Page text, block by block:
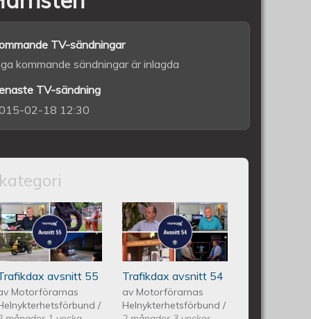
TV-sändningar
kommande sändningar är inlagda
TV-sändning
02-18 12:30
56
- Avsnitt 55
avsnitt 55
Motorförarnas
/
Trafikdax avsnitt
54
Trafikdax avsnitt 54
av Motorförarnas
Helnykterhetsförbund/